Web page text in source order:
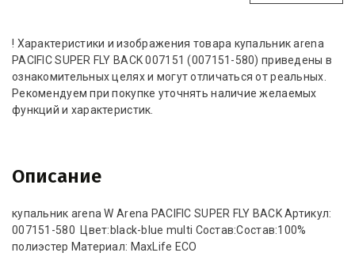
! Характеристики и изображения товара купальник arena
PACIFIC SUPER FLY BACK 007151 (007151-580) приведены в
ознакомительных целях и могут отличаться от реальных.
Рекомендуем при покупке уточнять наличие желаемых
функций и характеристик.
Описание
купальник arena W Arena PACIFIC SUPER FLY BACK Артикул:
007151-580 Цвет:black-blue multi Состав:Состав:100%
полиэстер Материал: MaxLife ECO